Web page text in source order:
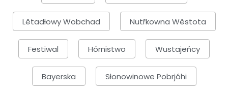
Lětadłowy Wobchad Nutřkowna Wěstota
Festiwal Hórnistwo Wustajeńcy
Bayerska Słonowinowe Pobrjóhi